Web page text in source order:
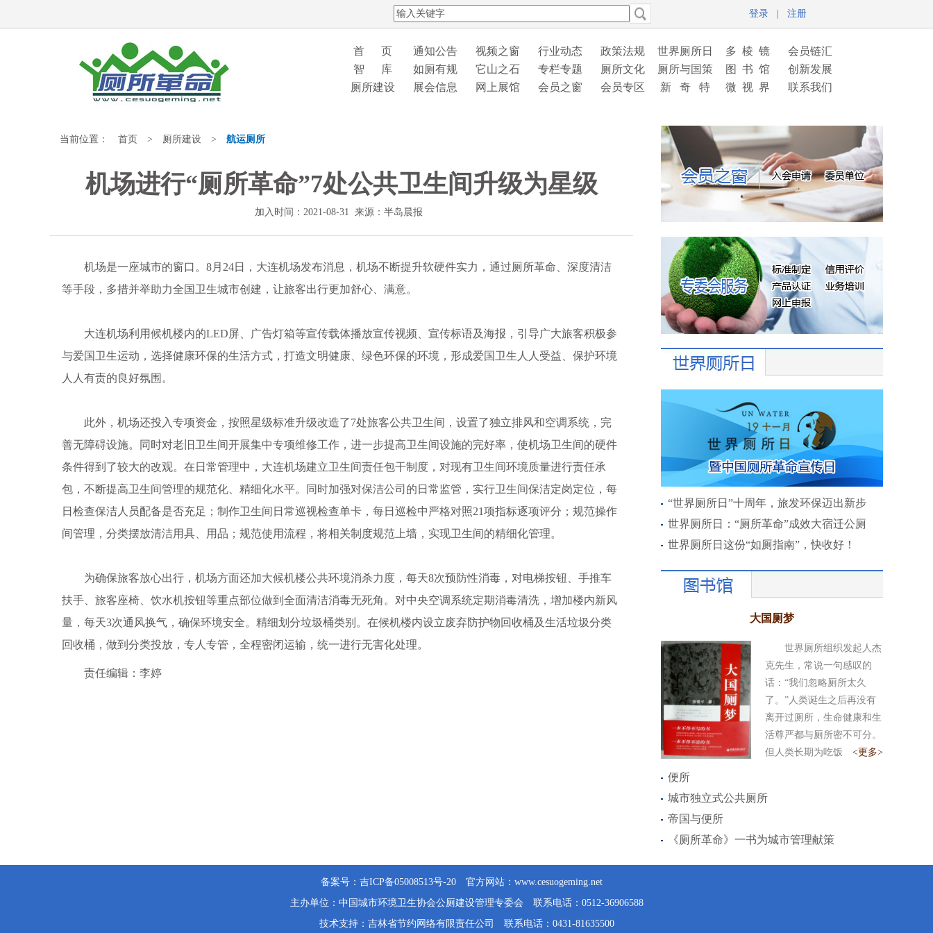
登录 注册
首 页 通知公告 视频之窗 行业动态 政策法规 世界厕所日 多 棱 镜
会员链汇
智 库
如厕有规 它山之石 专栏专题 厕所文化 厕所与国策 图 书 馆
创新发展
厕所建设
展会信息 网上展馆 会员之窗 会员专区 新 奇 特 微 视 界 联系我们
当前位置： 首页 > 厕所建设 > 航运厕所
机场进行“厕所革命”7处公共卫生间升级为星级
加入时间：2021-08-31 来源：半岛晨报
机场是一座城市的窗口。8月24日，大连机场发布消息，机场不断提升软硬件实力，通过厕所革命、深度清洁
等手段，多措并举助力全国卫生城市创建，让旅客出行更加舒心、满意。
大连机场利用候机楼内的LED屏、广告灯箱等宣传载体播放宣传视频、宣传标语及海报，引导广大旅客积极参
与爱国卫生运动，选择健康环保的生活方式，打造文明健康、绿色环保的环境，形成爱国卫生人人受益、保护环境
人人有责的良好氛围。
此外，机场还投入专项资金，按照星级标准升级改造了7处旅客公共卫生间，设置了独立排风和空调系统，完
善无障碍设施。同时对老旧卫生间开展集中专项维修工作，进一步提高卫生间设施的完好率，使机场卫生间的硬件
条件得到了较大的改观。在日常管理中，大连机场建立卫生间责任包干制度，对现有卫生间环境质量进行责任承
包，不断提高卫生间管理的规范化、精细化水平。同时加强对保洁公司的日常监管，实行卫生间保洁定岗定位，每
日检查保洁人员配备是否充足；制作卫生间日常巡视检查单卡，每日巡检中严格对照21项指标逐项评分；规范操作
间管理，分类摆放清洁用具、用品；规范使用流程，将相关制度规范上墙，实现卫生间的精细化管理。
为确保旅客放心出行，机场方面还加大候机楼公共环境消杀力度，每天8次预防性消毒，对电梯按钮、手推车
扶手、旅客座椅、饮水机按钮等重点部位做到全面清洁消毒无死角。对中央空调系统定期消毒清洗，增加楼内新风
量，每天3次通风换气，确保环境安全。精细划分垃圾桶类别。在候机楼内设立废弃防护物回收桶及生活垃圾分类
回收桶，做到分类投放，专人专管，全程密闭运输，统一进行无害化处理。
责任编辑：李婷
“世界厕所日”十周年，旅发环保迈出新步
世界厕所日：“厕所革命”成效大宿迁公厕
世界厕所日这份“如厕指南”，快收好！
大国厕梦
世界厕所组织发起人杰
克先生，常说一句感叹的
话：“我们忽略厕所太久
了。”人类诞生之后再没有
离开过厕所，生命健康和生
活尊严都与厕所密不可分。
但人类长期为吃饭 <更多>
便所
城市独立式公共厕所
帝国与便所
《厕所革命》一书为城市管理献策
备案号： 吉ICP备05008513号-20 官方网站： www.cesuogeming.net
主办单位：中国城市环境卫生协会公厕建设管理专委会 联系电话：0512-36906588
技术支持： 吉林省节约网络有限责任公司 联系电话：0431-81635500